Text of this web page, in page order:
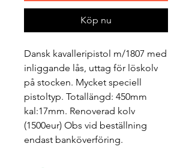
Köp nu
Dansk kavalleripistol m/1807 med
inliggande lås, uttag för löskolv
på stocken. Mycket speciell
pistoltyp. Totallängd: 450mm
kal:17mm. Renoverad kolv
(1500eur) Obs vid beställning
endast banköverföring.